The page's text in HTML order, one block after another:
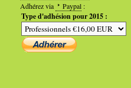
Adhérez via
Paypal :
Type d'adhésion pour 2015 :